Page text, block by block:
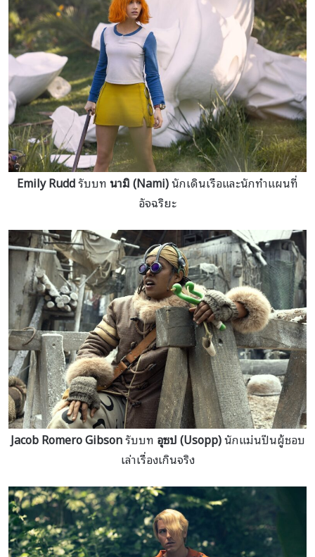
Emily Ruddรับบทนามิ (Nami)นักเดินเรือและนักทำแผนที่
อัจฉริยะ
Jacob Romero Gibsonรับบท อุซป (Usopp)นักแม่นปืนผู้ชอบ
เล่าเรื่องเกินจริง